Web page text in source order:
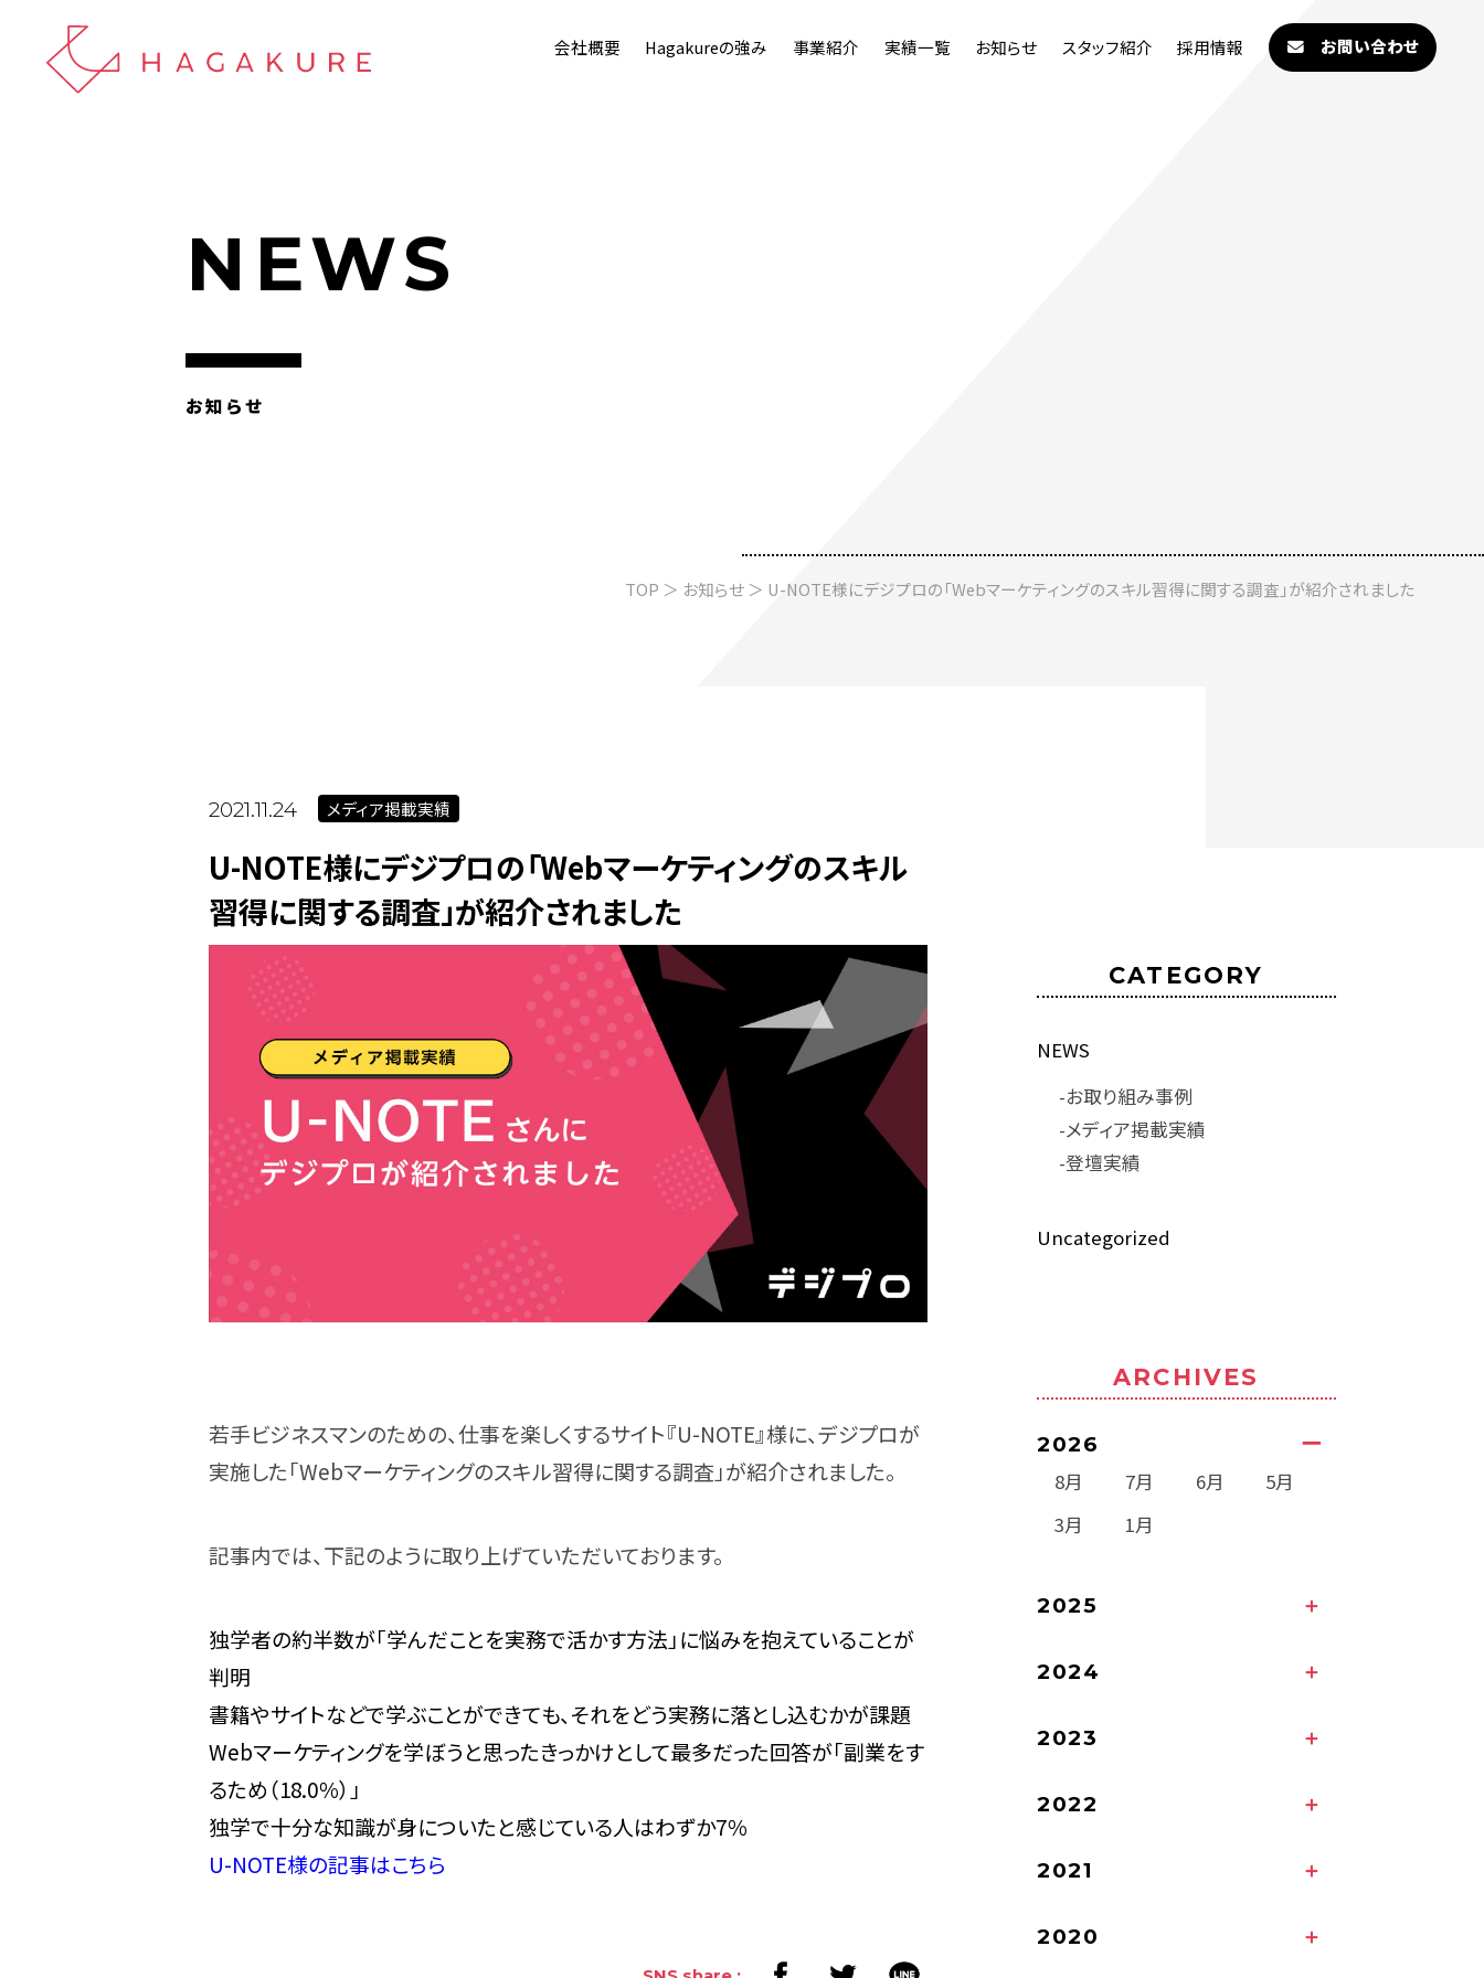
会社概要 Hagakureの強み 事業紹介 実績一覧 お知らせ スタッフ紹介 採用情報 お問い合わせ
NEWS
お知らせ
TOP ＞ お知らせ ＞ U-NOTE様にデジプロの「Webマーケティングのスキル習得に関する調査」が紹介されました
2021.11.24 メディア掲載実績
U-NOTE様にデジプロの「Webマーケティングのスキル
習得に関する調査」が紹介されました
若手ビジネスマンのための、仕事を楽しくするサイト『U-NOTE』様に、デジプロが
実施した「Webマーケティングのスキル習得に関する調査」が紹介されました。
記事内では、下記のように取り上げていただいております。
独学者の約半数が「学んだことを実務で活かす方法」に悩みを抱えていることが
判明
書籍やサイトなどで学ぶことができても、それをどう実務に落とし込むかが課題
Webマーケティングを学ぼうと思ったきっかけとして最多だった回答が「副業をす
るため（18.0％）」
独学で十分な知識が身についたと感じている人はわずか7％
U-NOTE様の記事はこちら
CATEGORY
NEWS
お取り組み事例
メディア掲載実績
登壇実績
Uncategorized
ARCHIVES
2026
8月 7月 6月
5月
3月
1月
2025
2024
2023
2022
2021
2020